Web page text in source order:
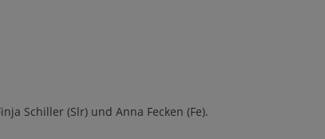
Schiller (Slr) und Anna Fecken (Fe).